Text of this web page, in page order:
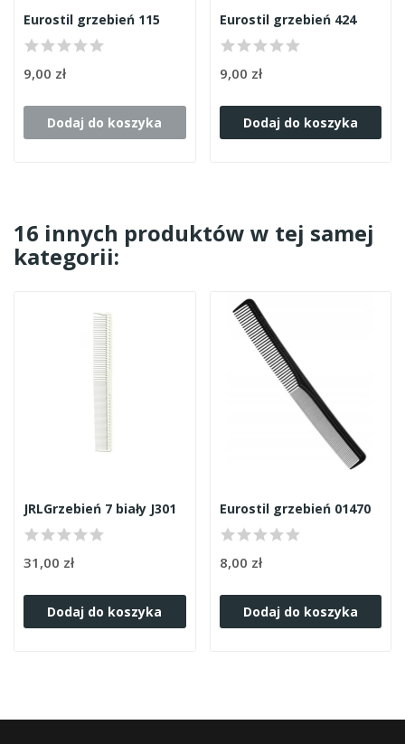
Eurostil grzebień 115
9,00 zł
Dodaj do koszyka
Eurostil grzebień 424
9,00 zł
Dodaj do koszyka
16 innych produktów w tej samej
kategorii:
JRLGrzebień 7 biały J301
31,00 zł
Dodaj do koszyka
Eurostil grzebień 01470
8,00 zł
Dodaj do koszyka